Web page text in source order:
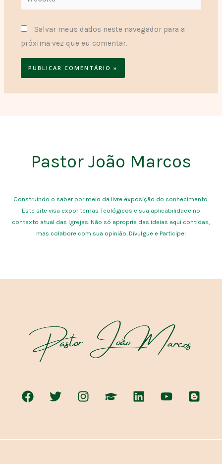
Salvar meus dados neste navegador para a
próxima vez que eu comentar.
Pastor João Marcos
Construindo o saber por meio da livre exposição do conhecimento.
Este site visa expor temas Teológicos e sua aplicabilidade no
contexto atual das igrejas. Não só aproprie das ideias aqui contidas,
mas colabore com sua opinião. Divulgue e Participe!